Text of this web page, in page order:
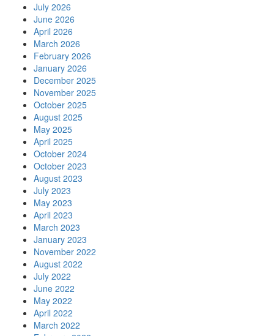
July 2026
June 2026
April 2026
March 2026
February 2026
January 2026
December 2025
November 2025
October 2025
August 2025
May 2025
April 2025
October 2024
October 2023
August 2023
July 2023
May 2023
April 2023
March 2023
January 2023
November 2022
August 2022
July 2022
June 2022
May 2022
April 2022
March 2022